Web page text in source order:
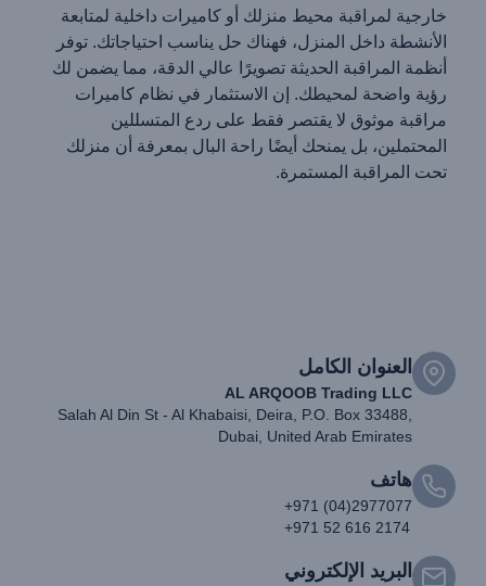
خارجية لمراقبة محيط منزلك أو كاميرات داخلية لمتابعة
الأنشطة داخل المنزل، فهناك حل يناسب احتياجاتك. توفر
أنظمة المراقبة الحديثة تصويرًا عالي الدقة، مما يضمن لك
رؤية واضحة لمحيطك. إن الاستثمار في نظام كاميرات
مراقبة موثوق لا يقتصر فقط على ردع المتسللين
المحتملين، بل يمنحك أيضًا راحة البال بمعرفة أن منزلك
تحت المراقبة المستمرة.
العنوان الكامل
AL ARQOOB Trading LLC
Salah Al Din St - Al Khabaisi, Deira, P.O. Box 33488,
Dubai, United Arab Emirates
هاتف
+971 (04)2977077
+971 52 616 2174
البريد الإلكتروني